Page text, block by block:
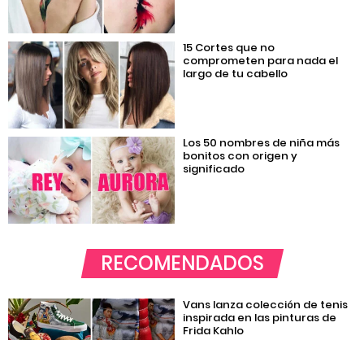
15 Cortes que no
comprometen para nada el
largo de tu cabello
Los 50 nombres de niña más
bonitos con origen y
significado
RECOMENDADOS
Vans lanza colección de tenis
inspirada en las pinturas de
Frida Kahlo